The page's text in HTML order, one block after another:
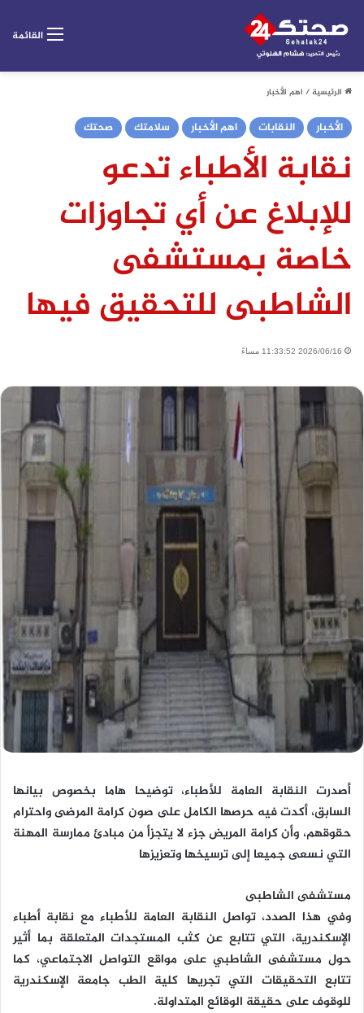
القائمة
الرئيسية/ اهم الأخبار
الأخبار النقابات اهم الأخبار سلامتك صحتك
نقابة الأطباء تدعو
للإبلاغ عن أي تجاوزات
خاصة بمستشفى
الشاطبى للتحقيق فيها
2026/06/16 11:33:52 مساءً
أصدرت النقابة العامة للأطباء، توضيحا هاما بخصوص بيانها
السابق، أكدت فيه حرصها الكامل على صون كرامة المرضى واحترام
حقوقهم، وأن كرامة المريض جزء لا يتجزأ من مبادئ ممارسة المهنة
التي نسعى جميعا إلى ترسيخها وتعزيزها
مستشفى الشاطبى
وفي هذا الصدد، تواصل النقابة العامة للأطباء مع نقابة أطباء
الإسكندرية، التي تتابع عن كثب المستجدات المتعلقة بما أثير
حول مستشفى الشاطبي على مواقع التواصل الاجتماعي، كما
تتابع التحقيقات التي تجريها كلية الطب جامعة الإسكندرية
للوقوف على حقيقة الوقائع المتداولة.